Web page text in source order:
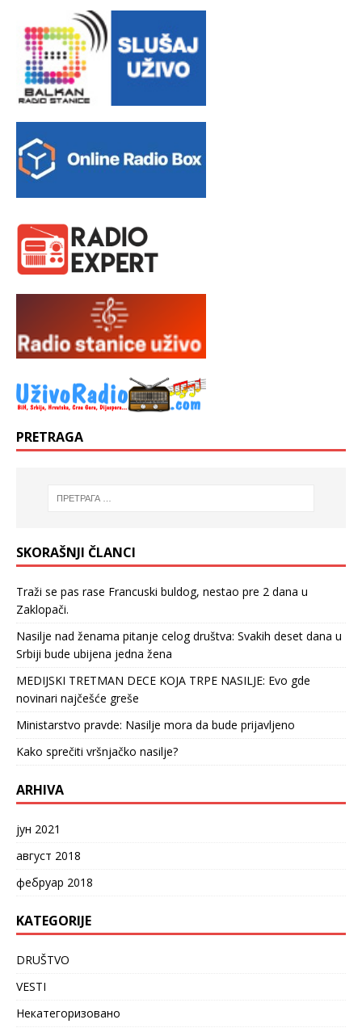
PRETRAGA
SKORAŠNJI ČLANCI
Traži se pas rase Francuski buldog, nestao pre 2 dana u
Zaklopači.
Nasilje nad ženama pitanje celog društva: Svakih deset dana u
Srbiji bude ubijena jedna žena
MEDIJSKI TRETMAN DECE KOJA TRPE NASILJE: Evo gde
novinari najčešće greše
Ministarstvo pravde: Nasilje mora da bude prijavljeno
Kako sprečiti vršnjačko nasilje?
ARHIVA
јун 2021
август 2018
фебруар 2018
KATEGORIJE
DRUŠTVO
VESTI
Некатегоризовано